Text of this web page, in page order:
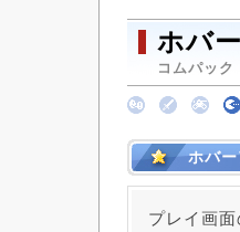
ホバ
コムパッ
ホバ
プレイ画